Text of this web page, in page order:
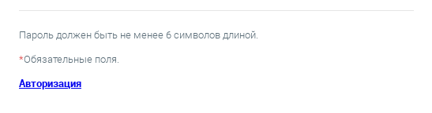
Пароль должен быть не менее 6 символов длиной.
*Обязательные поля.
Авторизация